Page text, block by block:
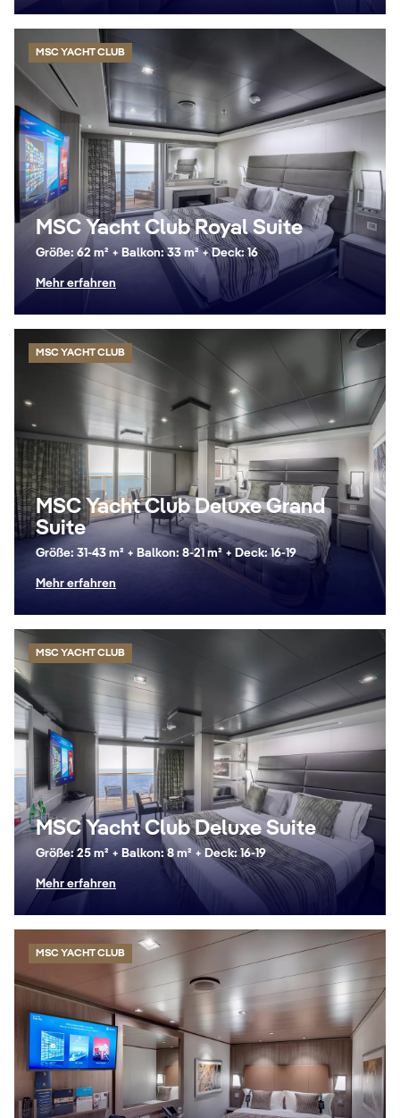
MSC YACHT CLUB
MSC Yacht Club Royal Suite
Größe: 62 m² + Balkon: 33 m² + Deck: 16
Mehr erfahren
MSC YACHT CLUB
MSC Yacht Club Deluxe Grand
Suite
Größe: 31-43 m² + Balkon: 8-21 m² + Deck: 16-19
Mehr erfahren
MSC YACHT CLUB
MSC Yacht Club Deluxe Suite
Größe: 25 m² + Balkon: 8 m² + Deck: 16-19
Mehr erfahren
MSC YACHT CLUB